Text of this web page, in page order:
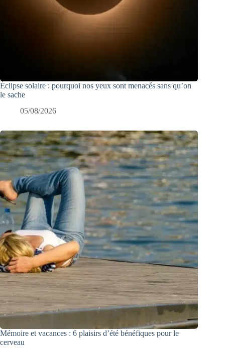
Éclipse solaire : pourquoi nos yeux sont menacés sans qu’on
le sache
05/08/2026
Mémoire et vacances : 6 plaisirs d’été bénéfiques pour le
cerveau